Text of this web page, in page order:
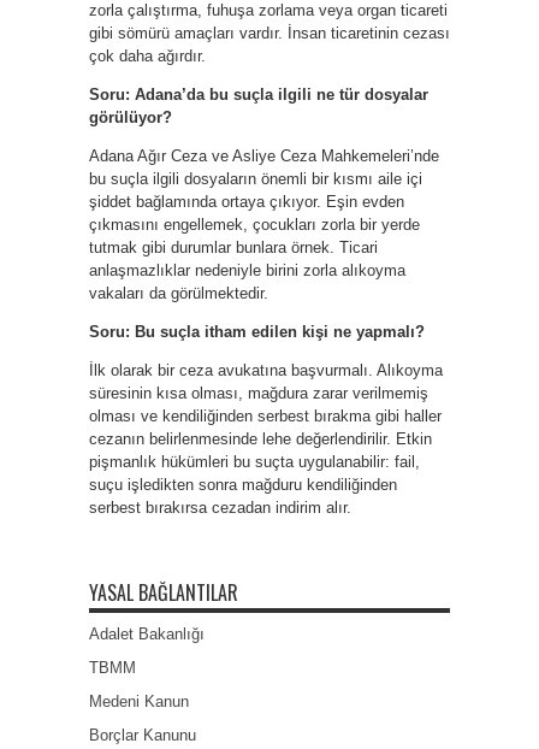
zorla çalıştırma, fuhuşa zorlama veya organ ticareti
gibi sömürü amaçları vardır. İnsan ticaretinin cezası
çok daha ağırdır.
Soru: Adana’da bu suçla ilgili ne tür dosyalar
görülüyor?
Adana Ağır Ceza ve Asliye Ceza Mahkemeleri’nde
bu suçla ilgili dosyaların önemli bir kısmı aile içi
şiddet bağlamında ortaya çıkıyor. Eşin evden
çıkmasını engellemek, çocukları zorla bir yerde
tutmak gibi durumlar bunlara örnek. Ticari
anlaşmazlıklar nedeniyle birini zorla alıkoyma
vakaları da görülmektedir.
Soru: Bu suçla itham edilen kişi ne yapmalı?
İlk olarak bir ceza avukatına başvurmalı. Alıkoyma
süresinin kısa olması, mağdura zarar verilmemiş
olması ve kendiliğinden serbest bırakma gibi haller
cezanın belirlenmesinde lehe değerlendirilir. Etkin
pişmanlık hükümleri bu suçta uygulanabilir: fail,
suçu işledikten sonra mağduru kendiliğinden
serbest bırakırsa cezadan indirim alır.
YASAL BAĞLANTILAR
Adalet Bakanlığı
TBMM
Medeni Kanun
Borçlar Kanunu